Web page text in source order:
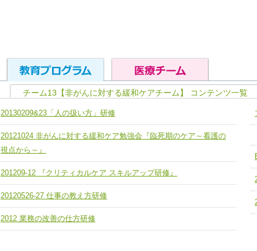
ユニット１ 医療人としての基礎能力
全人的医療を実践する医療人として、必要な基礎能力を身につ
ける
必要に応じて柔軟に医療チームを組織し、強調できる
ユニット３ 多職種連携力
他職種の視点とスキルを学び、相互理解と連携を深める
チーム01【病院内横断的問題解決チーム】
チーム02【地域医療連携推進による高度医療を必要とする在
宅患者等支援チーム】
チーム05【せん妄対策チーム】
チーム13【非がんに対する緩和ケアチーム】 コンテンツ一覧
20130209&23「人の扱い方」研修
20121024 非がんに対する緩和ケア勉強会『臨死期のケア～看護の
視点から～』
201209-12 『クリティカルケア スキルアップ研修』
20120526-27 仕事の教え方研修
2012 業務の改善の仕方研修